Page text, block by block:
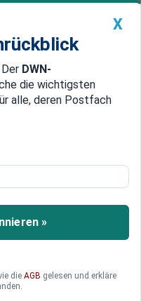
Geldanlage Premium
China
wegen
von Daten
Apple kritisiert das
seien, Google alle
X
DWN-
die wichtigsten
alle, deren Postfach
»
die AGB gelesen und erkläre